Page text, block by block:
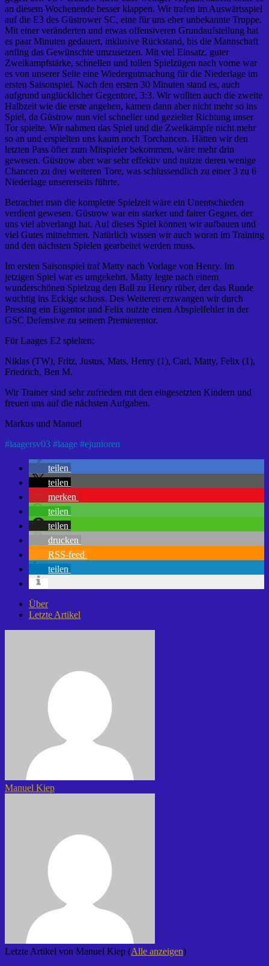
an diesem Wochenende besser klappen. Wir trafen im Auswärtsspiel
auf die E3 des Güstrower SC, eine für uns eher unbekannte Truppe.
Mit einer veränderten und etwas offensiveren Grundaufstellung hat
es paar Minuten gedauert, inklusive Rückstand, bis die Mannschaft
anfing das Gewünschte umzusetzen. Mit viel Einsatz, guter
Zweikampfstärke, schnellen und tollen Spielzügen nach vorne war
es von unserer Seite eine Wiedergutmachung für die Niederlage im
ersten Saisonspiel. Nach den ersten 30 Minuten stand es, auch
aufgrund unglücklicher Gegentore, 3:3. Wir wollten auch die zweite
Halbzeit wie die erste angehen, kamen dann aber nicht mehr so ins
Spiel, da Güstrow nun viel schneller und gezielter Richtung unser
Tor spielte. Wir nahmen das Spiel und die Zweikämpfe nicht mehr
so an und erspielten uns kaum noch Torchancen. Hätten wir den
letzten Pass öfter zum Mitspieler bekommen, wäre mehr drin
gewesen. Güstrow aber war sehr effektiv und nutzte deren wenige
Chancen zu drei weiteren Tore, was schlussendlich zu einer 3 zu 6
Niederlage unsererseits führte.
Betrachtet man die komplette Spielzeit wäre ein Unentschieden
verdient gewesen. Güstrow war ein starker und fairer Gegner, der
uns viel abverlangt hat. Auf dieses Spiel können wir aufbauen und
viel Gutes mitnehmen. Natürlich wissen wir auch woran im Training
und den nächsten Spielen gearbeitet werden muss.
Im ersten Saisonspiel traf Matty nach Vorlage von Henry. Im
jetzigen Spiel war es umgekehrt. Matty legte nach einem
wunderschönen Spielzug den Ball zu Henry rüber, der das Runde
wuchtig ins Eckige schoss. Des Weiteren erzwangen wir durch
Pressing ein Eigentor und Felix nutzte einen Abspielfehler in der
GSC Defensive zu seinem Premierentor.
Für Laages E2 spielten:
Niklas (TW), Fritz, Justus, Mats, Henry (1), Carl, Matty, Felix (1),
Friedrich, Ben M.
Wir Trainer sind sehr zufrieden mit den eingesetzten Kindern und
freuen uns auf die nächsten Aufgaben.
Markus und Manuel
#laagersv03 #laage #ejunioren
teilen
teilen
merken
teilen
teilen
drucken
RSS-feed
teilen
Über
Letzte Artikel
Manuel Kiep
Letzte Artikel von Manuel Kiep (Alle anzeigen)